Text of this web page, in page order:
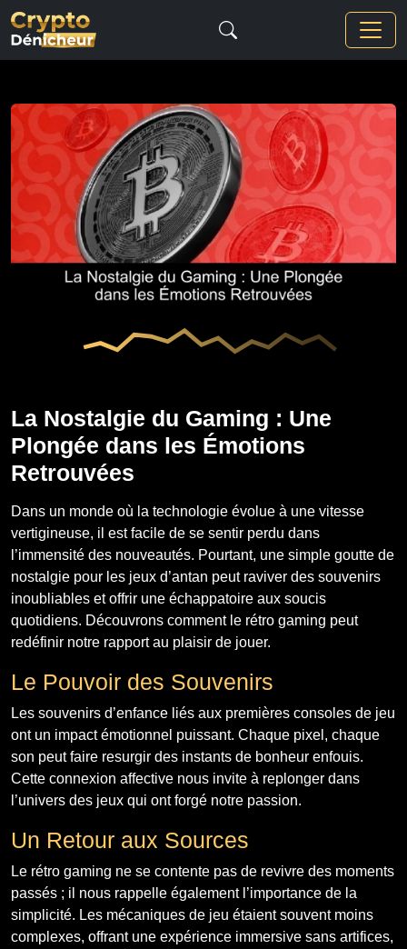
La Nostalgie du Gaming : Une
Plongée dans les Émotions
Retrouvées
Dans un monde où la technologie évolue à une vitesse
vertigineuse, il est facile de se sentir perdu dans
l’immensité des nouveautés. Pourtant, une simple goutte de
nostalgie pour les jeux d’antan peut raviver des souvenirs
inoubliables et offrir une échappatoire aux soucis
quotidiens. Découvrons comment le rétro gaming peut
redéfinir notre rapport au plaisir de jouer.
Le Pouvoir des Souvenirs
Les souvenirs d’enfance liés aux premières consoles de jeu
ont un impact émotionnel puissant. Chaque pixel, chaque
son peut faire resurgir des instants de bonheur enfouis.
Cette connexion affective nous invite à replonger dans
l’univers des jeux qui ont forgé notre passion.
Un Retour aux Sources
Le rétro gaming ne se contente pas de revivre des moments
passés ; il nous rappelle également l’importance de la
simplicité. Les mécaniques de jeu étaient souvent moins
complexes, offrant une expérience immersive sans artifices,